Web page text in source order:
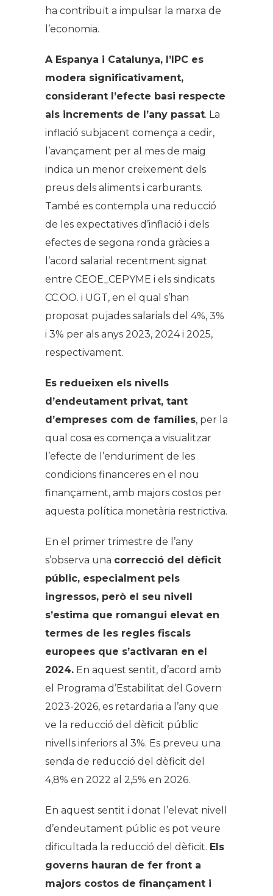
ha contribuït a impulsar la marxa de
l’economia.
A Espanya i Catalunya, l’IPC es
modera significativament,
considerant l’efecte basi respecte
als increments de l’any passat. La
inflació subjacent comença a cedir,
l’avançament per al mes de maig
indica un menor creixement dels
preus dels aliments i carburants.
També es contempla una reducció
de les expectatives d’inflació i dels
efectes de segona ronda gràcies a
l’acord salarial recentment signat
entre CEOE_CEPYME i els sindicats
CC.OO. i UGT, en el qual s’han
proposat pujades salarials del 4%, 3%
i 3% per als anys 2023, 2024 i 2025,
respectivament.
Es redueixen els nivells
d’endeutament privat, tant
d’empreses com de famílies, per la
qual cosa es comença a visualitzar
l’efecte de l’enduriment de les
condicions financeres en el nou
finançament, amb majors costos per
aquesta política monetària restrictiva.
En el primer trimestre de l’any
s’observa una correcció del dèficit
públic, especialment pels
ingressos, però el seu nivell
s’estima que romangui elevat en
termes de les regles fiscals
europees que s’activaran en el
2024. En aquest sentit, d’acord amb
el Programa d’Estabilitat del Govern
2023-2026, es retardaria a l’any que
ve la reducció del dèficit públic
nivells inferiors al 3%. Es preveu una
senda de reducció del dèficit del
4,8% en 2022 al 2,5% en 2026.
En aquest sentit i donat l’elevat nivell
d’endeutament públic es pot veure
dificultada la reducció del dèficit. Els
governs hauran de fer front a
majors costos de finançament i